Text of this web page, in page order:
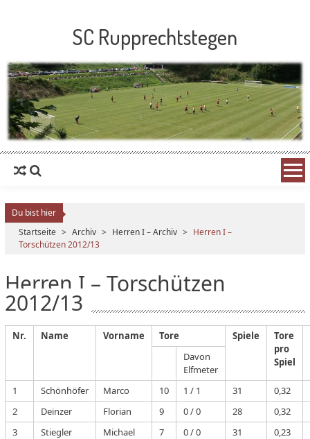
SC Rupprechtstegen
Du bist hier
Startseite > Archiv > Herren I – Archiv > Herren I –
Torschützen 2012/13
Herren I – Torschützen
2012/13
Nr. Name Vorname Tore Spiele
Tore
pro
Spiel
Davon
Elfmeter
1
Schönhöfer Marco 10 1 / 1 31
0,32
2
Deinzer Florian 9 0 / 0 28
0,32
3
Stiegler Michael 7 0 / 0 31
0,23